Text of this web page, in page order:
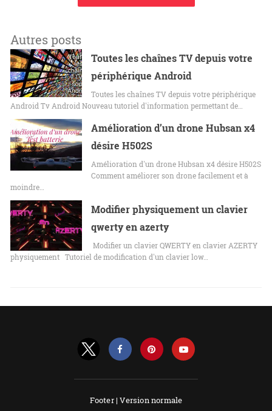
Autres posts
Toutes les chaînes TV depuis votre
périphérique Android
Toutes les chaînes TV depuis votre périphérique
Android Tv Android Nouveau tutoriel d'information permettant de…
Amélioration d’un drone Hubsan x4
désire H502S
Amélioration d'un drone Hubsan x4 désire H502S
Comment améliorer son drone facilement et à
moindre…
Modifier physiquement un clavier
qwerty en azerty
Modifier un clavier QWERTY en clavier AZERTY
physiquement Tutoriel de modification d'un clavier low…
Footer |Version normale